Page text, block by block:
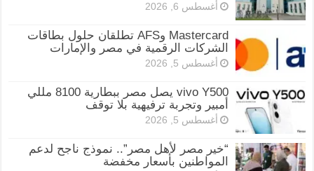
أغسطس 6, 2026
Mastercard وAFS تطلقان حلول بطاقات
الشركات الرقمية في مصر والإمارات
أغسطس 5, 2026
vivo Y500 يصل مصر ببطارية 8100 مللي
أمبير وتجربة ترفيهية بلا توقف
أغسطس 5, 2026
“خير مصر لأهل مصر”.. نموذج ناجح لدعم
المواطنين بأسعار مخفضة